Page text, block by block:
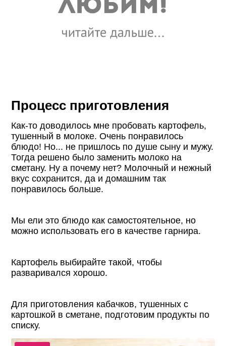
Процесс приготовления
Как-то доводилось мне пробовать картофель,
тушенный в молоке. Очень понравилось
блюдо! Но... не пришлось по душе сыну и мужу.
Тогда решено было заменить молоко на
сметану. Ну а почему нет? Молочный и нежный
вкус сохранится, да и домашним так
понравилось больше.
Мы ели это блюдо как самостоятельное, но
можно использовать его в качестве гарнира.
Картофель выбирайте такой, чтобы
разваривался хорошо.
Для приготовления кабачков, тушенных с
картошкой в сметане, подготовим продукты по
списку.